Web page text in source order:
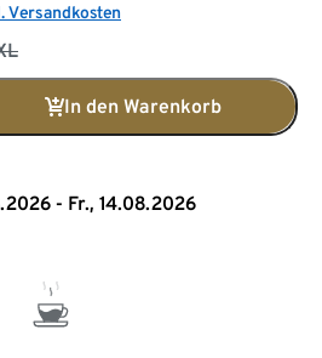
Versandkosten
In den Warenkorb
- Fr., 14.08.2026